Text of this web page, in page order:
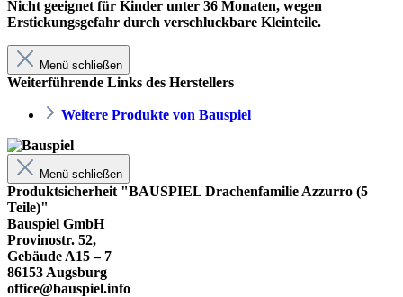
Nicht geeignet für Kinder unter 36 Monaten, wegen
Erstickungsgefahr durch verschluckbare Kleinteile.
Menü schließen
Weiterführende Links des Herstellers
Weitere Produkte von Bauspiel
Menü schließen
Produktsicherheit "BAUSPIEL Drachenfamilie Azzurro (5
Teile)"
Bauspiel GmbH
Provinostr. 52,
Gebäude A15 – 7
86153 Augsburg
office@bauspiel.info